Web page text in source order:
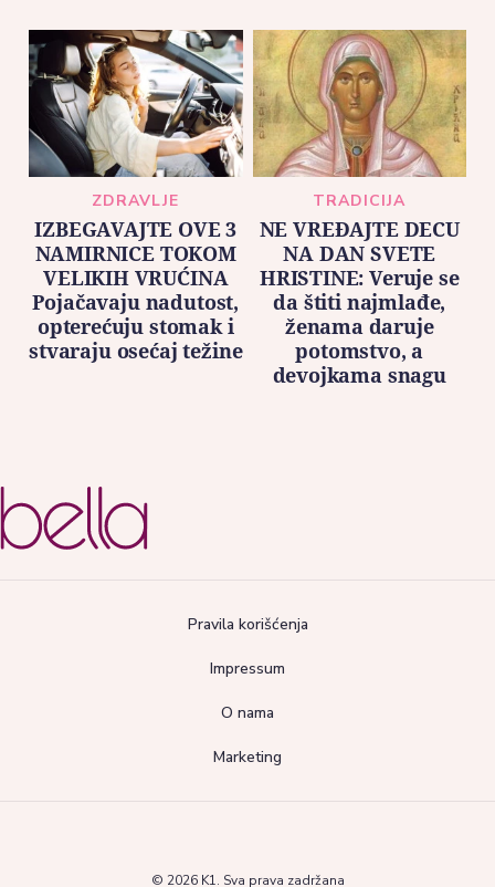
ZDRAVLJE
IZBEGAVAJTE OVE 3
NAMIRNICE TOKOM
VELIKIH VRUĆINA
Pojačavaju nadutost,
opterećuju stomak i
stvaraju osećaj težine
TRADICIJA
NE VREĐAJTE DECU
NA DAN SVETE
HRISTINE: Veruje se
da štiti najmlađe,
ženama daruje
potomstvo, a
devojkama snagu
Pravila korišćenja
Impressum
O nama
Marketing
© 2026 K1. Sva prava zadržana